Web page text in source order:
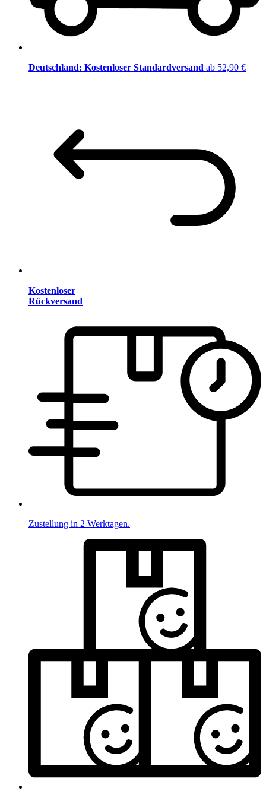
Deutschland: Kostenloser Standardversand ab 52,90 €
Kostenloser
Rückversand
Zustellung in 2 Werktagen.